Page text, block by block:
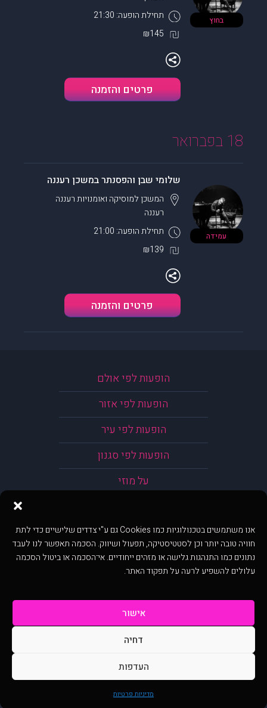
אנו משתמשים בטכנולוגיות כמו Cookies גם ע"י צדדים שלישיים כדי לתת
חוויה טובה יותר וכן לסטטיסטיקה, תפעול ושיווק. הסכמה תאפשר לנו לעבד
נתונים כמו התנהגות גלישה או מזהים ייחודיים. אי־הסכמה או ביטול הסכמה
עלולים להשפיע לרעה על תפקוד האתר.
אישור
דחיה
העדפות
מדיניות פרטיות
בחוץ תחילת הופעה: 21:30
₪145
פרטים והזמנה
18 בפברואר
עמידה
שלומי שבן והפסנתר במשכן רעננה
תחילת הופעה: 21:00
המשכן למוסיקה ואומנויות רעננה
רעננה
₪139
פרטים והזמנה
הופעות לפי אולם
הופעות לפי אזור
הופעות לפי עיר
הופעות לפי סגנון
על מוזי
Developed by Digiproduct - Digital Solutions Ltd.